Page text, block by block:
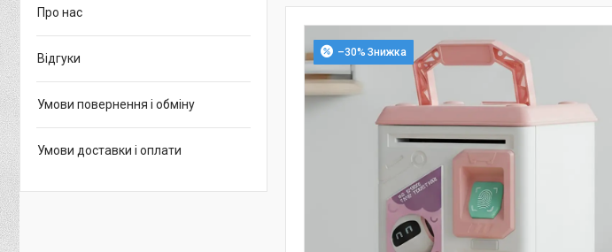
–30%
Про нас
Відгуки
Умови повернення і обміну
Умови доставки і оплати